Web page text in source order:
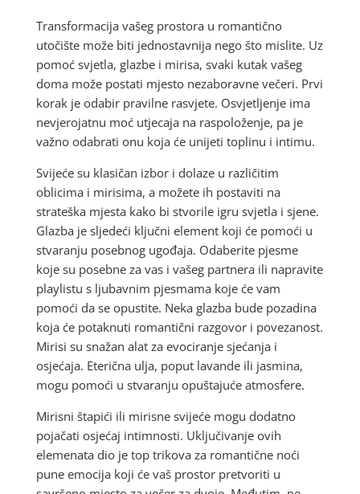
Transformacija vašeg prostora u romantično
utočište može biti jednostavnija nego što mislite. Uz
pomoć svjetla, glazbe i mirisa, svaki kutak vašeg
doma može postati mjesto nezaboravne večeri. Prvi
korak je odabir pravilne rasvjete. Osvjetljenje ima
nevjerojatnu moć utjecaja na raspoloženje, pa je
važno odabrati onu koja će unijeti toplinu i intimu.
Svijeće su klasičan izbor i dolaze u različitim
oblicima i mirisima, a možete ih postaviti na
strateška mjesta kako bi stvorile igru svjetla i sjene.
Glazba je sljedeći ključni element koji će pomoći u
stvaranju posebnog ugođaja. Odaberite pjesme
koje su posebne za vas i vašeg partnera ili napravite
playlistu s ljubavnim pjesmama koje će vam
pomoći da se opustite. Neka glazba bude pozadina
koja će potaknuti romantični razgovor i povezanost.
Mirisi su snažan alat za evociranje sjećanja i
osjećaja. Eterična ulja, poput lavande ili jasmina,
mogu pomoći u stvaranju opuštajuće atmosfere.
Mirisni štapići ili mirisne svijeće mogu dodatno
pojačati osjećaj intimnosti. Uključivanje ovih
elemenata dio je top trikova za romantične noći
pune emocija koji će vaš prostor pretvoriti u